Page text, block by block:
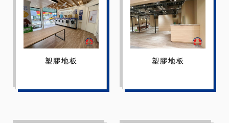
塑膠地板 塑膠地板